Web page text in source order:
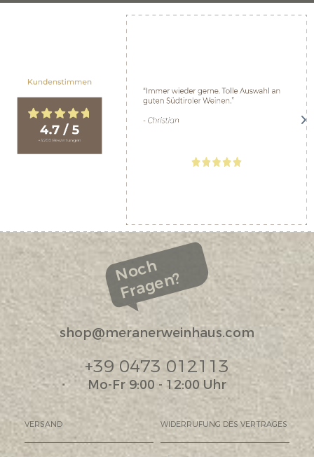
Noch
Fragen?
shop@meranerweinhaus.com
+39 0473 012113
Mo-Fr 9:00 - 12:00 Uhr
VERSAND WIDERRUFUNG DES VERTRAGES